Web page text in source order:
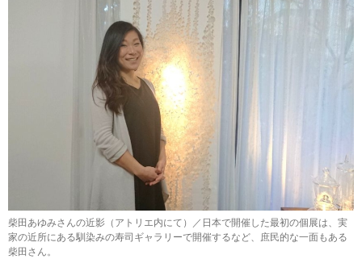
柴田あゆみさんの近影（アトリエ内にて）／日本で開催した最初の個展は、実
家の近所にある馴染みの寿司ギャラリーで開催するなど、庶民的な一面もある
柴田さん。